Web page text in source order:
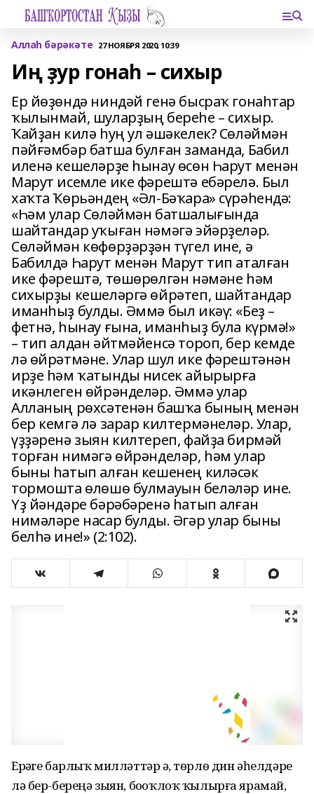
Аллаһ бәрәкәте 27 НОЯБРЯ 2020, 10:39
Иң ҙур гонаһ – сихыр
Ер йөҙөндә ниндәй генә бысраҡ гонаһтар
ҡылынмай, шуларҙың береһе – сихыр.
Ҡайҙан килә һуң ул әшәкелек? Сөләймән
пәйғәмбәр батша булған заманда, Бабил
иленә кешеләрҙе һынау өсөн Һарут менән
Марут исемле ике фәрештә ебәрелә. Был
хаҡта Ҡөрьәндең «Әл-Бәҡара» сүрәһендә:
«Һәм улар Сөләймән батшалығында
шайтандар уҡыған нәмәгә эйәрҙеләр.
Сөләймән көфөрҙәрҙән түгел ине, ә
Бабилдә Һарут менән Марут тип аталған
ике фәрештә, төшөрөлгән нәмәне һәм
сихырҙы кешеләргә өйрәтеп, шайтандар
иманһыҙ булды. Әммә был икәү: «Беҙ –
фетнә, һынау ғына, иманһыҙ була күрмә!»
– тип алдан әйтмәйенсә тороп, бер кемде
лә өйрәтмәне. Улар шул ике фәрештәнән
ирҙе һәм ҡатынды нисек айырырға
икәнлеген өйрәнделәр. Әммә улар
Алланың рөхсәтенән башҡа бының менән
бер кемгә лә зарар килтермәнеләр. Улар,
үҙҙәренә зыян килтереп, файҙа бирмәй
торған нимәгә өйрәнделәр, һәм улар
быны һатып алған кешенең киләсәк
тормошта өлөшө булмауын беләләр ине.
Үҙ йәндәре бәрәбәренә һатып алған
нимәләре насар булды. Әгәр улар быны
белһә ине!» (2:102).
Ерҙәге барлыҡ милләттәр ҙә, төрлө дин әһелдәре
лә бер-береңә зыян, боҙоҡлоҡ ҡылырға ярамай,